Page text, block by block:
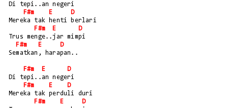
Di tepi..an negeri
F#m
E
D
Mereka tak henti berlari
F#m
E
D
Trus menge..jar mimpi
F#m
E
D
Sematkan, harapan..
F#m E
D
Di tepi..an negeri
F#m
E
D
Mereka tak perduli duri
F#m
E
D